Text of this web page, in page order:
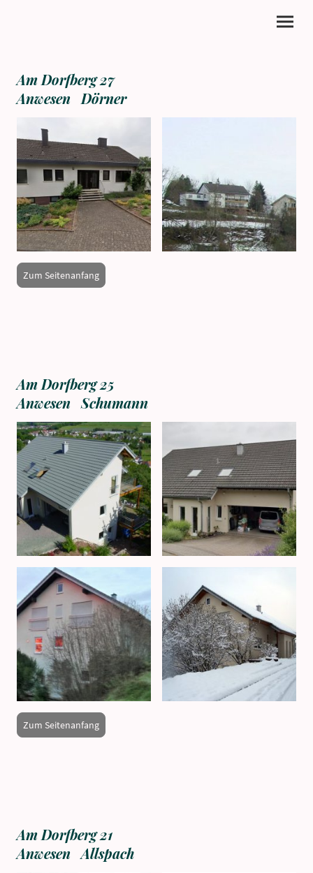
Am Dorfberg 27
Anwesen Dörner
Zum Seitenanfang
Am Dorfberg 25
Anwesen Schumann
Zum Seitenanfang
Am Dorfberg 21
Anwesen Allspach